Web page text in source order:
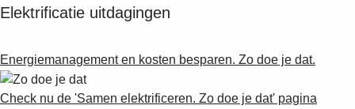
Elektrificatie uitdagingen
Energiemanagement en kosten besparen. Zo doe je dat.
Check nu de 'Samen elektrificeren. Zo doe je dat' pagina